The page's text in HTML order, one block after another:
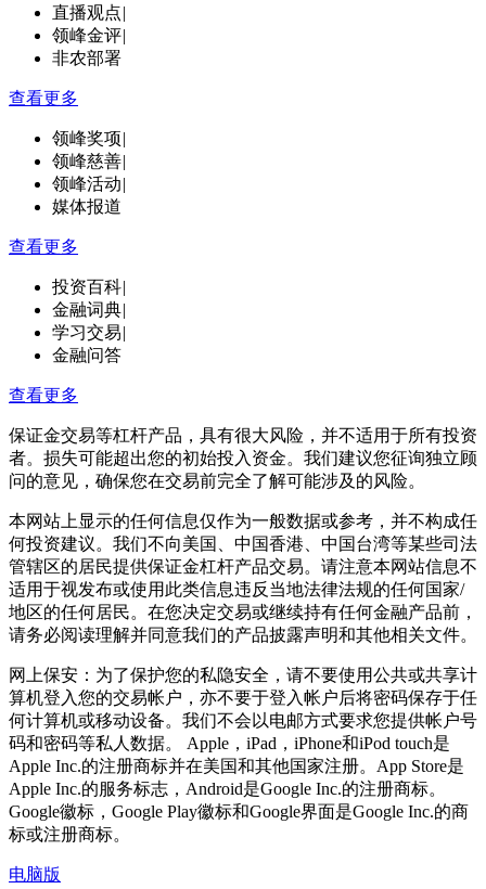
直播观点|
领峰金评|
非农部署
查看更多
领峰奖项|
领峰慈善|
领峰活动|
媒体报道
查看更多
投资百科|
金融词典|
学习交易|
金融问答
查看更多
保证金交易等杠杆产品，具有很大风险，并不适用于所有投资
者。损失可能超出您的初始投入资金。我们建议您征询独立顾
问的意见，确保您在交易前完全了解可能涉及的风险。
本网站上显示的任何信息仅作为一般数据或参考，并不构成任
何投资建议。我们不向美国、中国香港、中国台湾等某些司法
管辖区的居民提供保证金杠杆产品交易。请注意本网站信息不
适用于视发布或使用此类信息违反当地法律法规的任何国家/
地区的任何居民。在您决定交易或继续持有任何金融产品前，
请务必阅读理解并同意我们的产品披露声明和其他相关文件。
网上保安：为了保护您的私隐安全，请不要使用公共或共享计
算机登入您的交易帐户，亦不要于登入帐户后将密码保存于任
何计算机或移动设备。我们不会以电邮方式要求您提供帐户号
码和密码等私人数据。 Apple，iPad，iPhone和iPod touch是
Apple Inc.的注册商标并在美国和其他国家注册。App Store是
Apple Inc.的服务标志，Android是Google Inc.的注册商标。
Google徽标，Google Play徽标和Google界面是Google Inc.的商
标或注册商标。
电脑版